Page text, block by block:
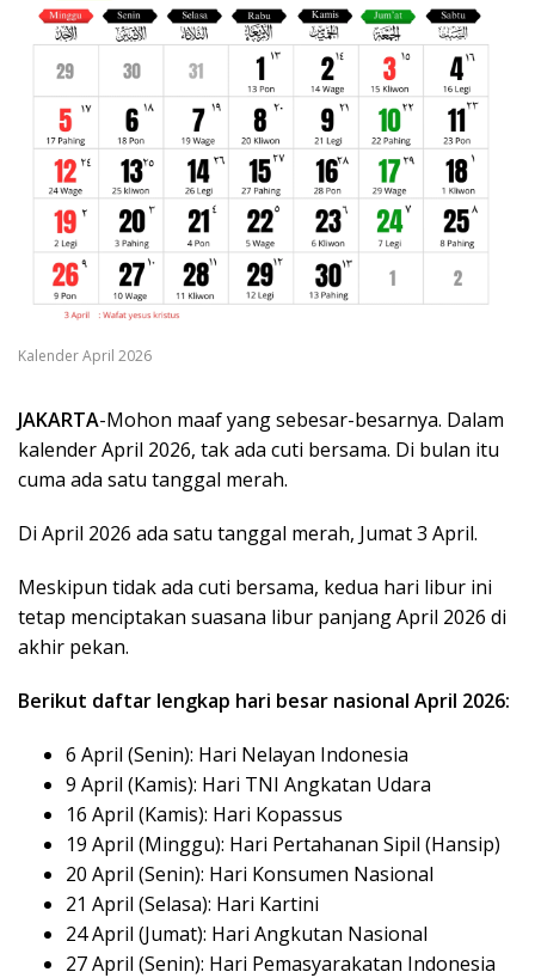
Kalender April 2026
JAKARTA-Mohon maaf yang sebesar-besarnya. Dalam
kalender April 2026, tak ada cuti bersama. Di bulan itu
cuma ada satu tanggal merah.
Di April 2026 ada satu tanggal merah, Jumat 3 April.
Meskipun tidak ada cuti bersama, kedua hari libur ini
tetap menciptakan suasana libur panjang April 2026 di
akhir pekan.
Berikut daftar lengkap hari besar nasional April 2026:
6 April (Senin): Hari Nelayan Indonesia
9 April (Kamis): Hari TNI Angkatan Udara
16 April (Kamis): Hari Kopassus
19 April (Minggu): Hari Pertahanan Sipil (Hansip)
20 April (Senin): Hari Konsumen Nasional
21 April (Selasa): Hari Kartini
24 April (Jumat): Hari Angkutan Nasional
27 April (Senin): Hari Pemasyarakatan Indonesia